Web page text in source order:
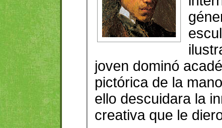
joven dominó
pictórica de la
ello descuidara la
creativa que le